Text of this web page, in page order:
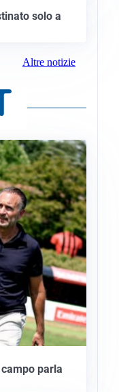
solo a
Altre notizie
parla